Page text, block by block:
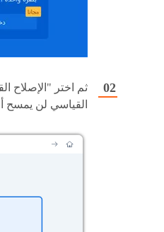
ثم اختر "الإصلاح
القياسي لن يمسح